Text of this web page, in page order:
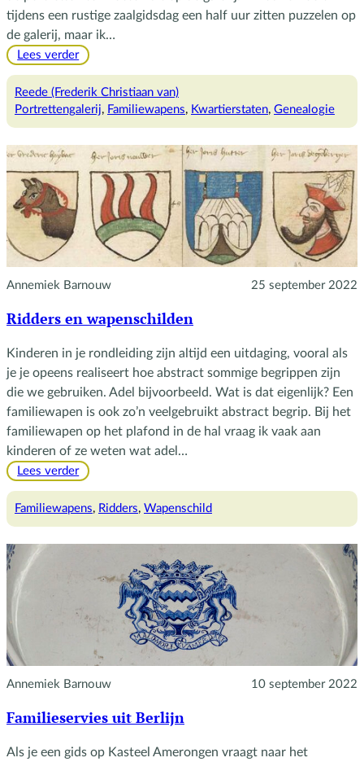
tijdens een rustige zaalgidsdag een half uur zitten puzzelen op
de galerij, maar ik…
Lees verder:
familiewapens
op
Reede (Frederik Christiaan van)
Portrettengalerij, Familiewapens, Kwartierstaten, Genealogie
Annemiek Barnouw 25 september 2022
Ridders en wapenschilden
Kinderen in je rondleiding zijn altijd een uitdaging, vooral als
je je opeens realiseert hoe abstract sommige begrippen zijn
die we gebruiken. Adel bijvoorbeeld. Wat is dat eigenlijk? Een
familiewapen is ook zo’n veelgebruikt abstract begrip. Bij het
familiewapen op het plafond in de hal vraag ik vaak aan
kinderen of ze weten wat adel…
Lees verder:
en
Familiewapens, Ridders, Wapenschild
Annemiek Barnouw 10 september 2022
Familieservies uit Berlijn
Als je een gids op Kasteel Amerongen vraagt naar het